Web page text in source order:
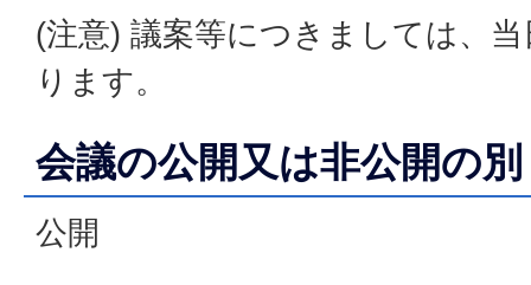
(注意) 議案等につきましては、
ります。
会議の公開又は非公開の別
公開